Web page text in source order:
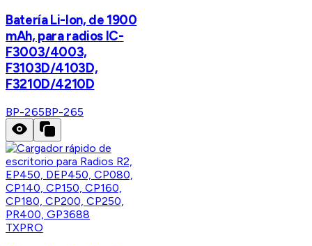
Batería Li-Ion, de 1900
mAh, para radios IC-
F3003/4003,
F3103D/4103D,
F3210D/4210D
BP-265BP-265
TXPRO